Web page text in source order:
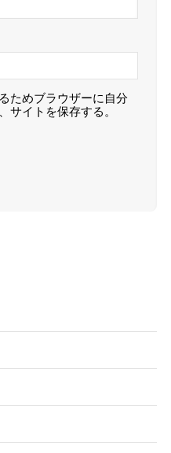
ためブラウザーに自分
サイトを保存する。